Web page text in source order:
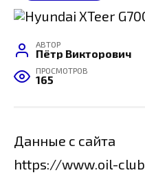
АВТОР
Пётр Викторович
ПРОСМОТРОВ
165
Данные с сайта
https://www.oil-